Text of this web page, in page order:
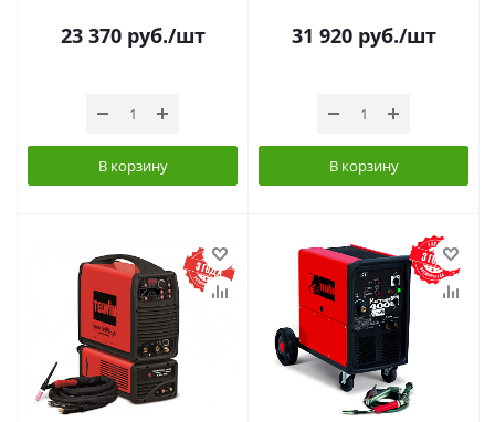
23 370руб./шт
В корзину
31 920руб./шт
В корзину